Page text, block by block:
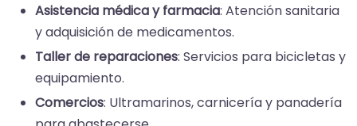
Asistencia médica y farmacia: Atención sanitaria
y adquisición de medicamentos.
Taller de reparaciones: Servicios para bicicletas y
equipamiento.
Comercios: Ultramarinos, carnicería y panadería